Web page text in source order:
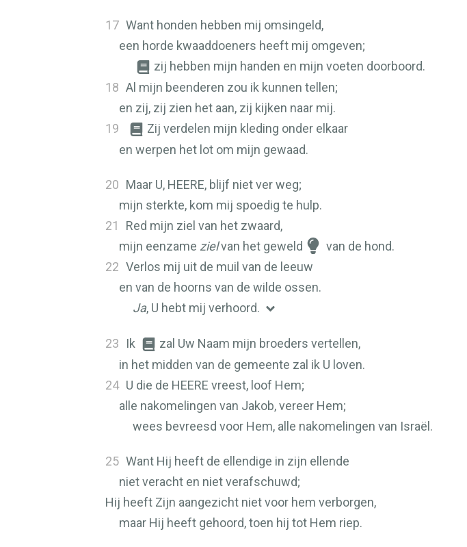
17 Want honden hebben mij omsingeld,
een horde kwaaddoeners heeft mij omgeven;
zij hebben mijn handen en mijn voeten doorboord.
18 Al mijn beenderen zou ik kunnen tellen;
en zij, zij zien het aan, zij kijken naar mij.
19
Zij verdelen mijn kleding onder elkaar
en werpen het lot om mijn gewaad.
20 Maar U, HEERE, blijf niet ver weg;
mijn sterkte, kom mij spoedig te hulp.
21
Red mijn ziel van het zwaard,
mijn eenzame zielvan het geweld
van de hond.
22 Verlos mij uit de muil van de leeuw
en van de hoorns van de wilde ossen.
Ja, U hebt mij verhoord.
23 Ik
zal Uw Naam mijn broeders vertellen,
in het midden van de gemeente zal ik U loven.
24 U die de HEERE vreest, loof Hem;
alle nakomelingen van Jakob, vereer Hem;
wees bevreesd voor Hem, alle nakomelingen van Israël.
25 Want Hij heeft de ellendige in zijn ellende
niet veracht en niet verafschuwd;
Hij heeft Zijn aangezicht niet voor hem verborgen,
maar Hij heeft gehoord, toen hij tot Hem riep.